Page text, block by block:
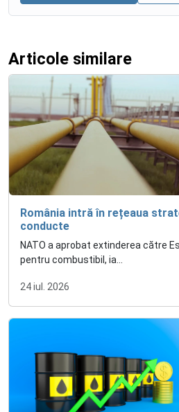
Articole similare
România intră în rețeaua
conducte
NATO a aprobat extinderea către
pentru combustibil, ia...
24 iul. 2026